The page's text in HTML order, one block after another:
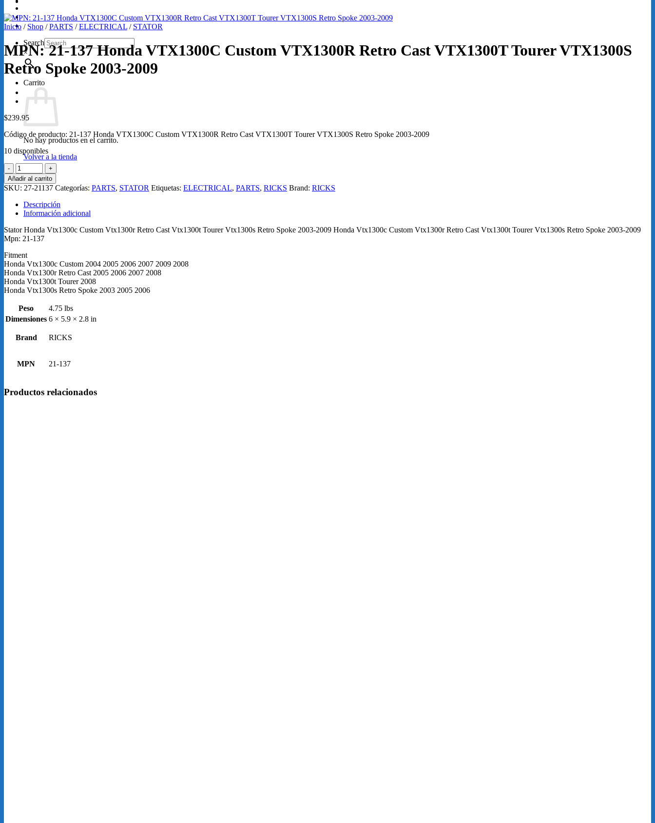
SERVICIOS
Loretta Lynn 2026
Search
×
Carrito
No hay productos en el carrito.
Volver a la tienda
Inicio / Shop / PARTS / ELECTRICAL / STATOR
MPN: 21-137 Honda VTX1300C Custom VTX1300R Retro Cast VTX1300T Tourer VTX1300S
Retro Spoke 2003-2009
$239.95
Código de producto: 21-137 Honda VTX1300C Custom VTX1300R Retro Cast VTX1300T Tourer VTX1300S Retro Spoke 2003-2009
10 disponibles
MPN:
21-
137
Honda
VTX1300C
Custom
VTX1300R
Retro
Cast
Tourer
VTX1300S
Retro
Spoke
2003-
cantidad
Añadir al carrito
SKU: 27-21137 Categorías: PARTS, STATOR Etiquetas: ELECTRICAL, PARTS, RICKS Brand: RICKS
Descripción
Información adicional
Stator Honda Vtx1300c Custom Vtx1300r Retro Cast Vtx1300t Tourer Vtx1300s Retro Spoke 2003-2009 Honda Vtx1300c Custom Vtx1300r Retro Cast Vtx1300t Tourer Vtx1300s Retro Spoke 2003-2009
Mpn: 21-137
Fitment
Honda Vtx1300c Custom 2004 2005 2006 2007 2009 2008
Honda Vtx1300r Retro Cast 2005 2006 2007 2008
Honda Vtx1300t Tourer 2008
Honda Vtx1300s Retro Spoke 2003 2005 2006
Peso
4.75 lbs
Dimensiones 6 × 5.9 × 2.8 in
Brand RICKS
MPN 21-137
Productos relacionados